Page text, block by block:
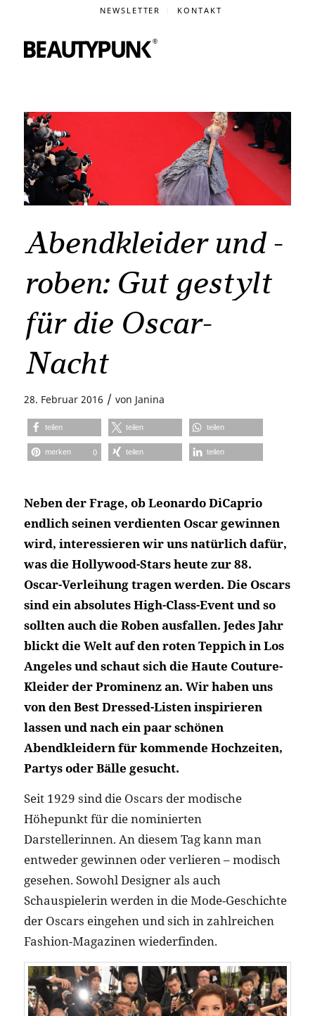
NEWSLETTER KONTAKT
Abendkleider und -
roben: Gut gestylt
für die Oscar-
Nacht
28. Februar 2016 / von Janina
teilen teilen teilen
merken 0 teilen teilen
Neben der Frage, ob Leonardo DiCaprio
endlich seinen verdienten Oscar gewinnen
wird, interessieren wir uns natürlich dafür,
was die Hollywood-Stars heute zur 88.
Oscar-Verleihung tragen werden. Die Oscars
sind ein absolutes High-Class-Event und so
sollten auch die Roben ausfallen. Jedes Jahr
blickt die Welt auf den roten Teppich in Los
Angeles und schaut sich die Haute Couture-
Kleider der Prominenz an. Wir haben uns
von den Best Dressed-Listen inspirieren
lassen und nach ein paar schönen
Abendkleidern für kommende Hochzeiten,
Partys oder Bälle gesucht.
Seit 1929 sind die Oscars der modische
Höhepunkt für die nominierten
Darstellerinnen. An diesem Tag kann man
entweder gewinnen oder verlieren – modisch
gesehen. Sowohl Designer als auch
Schauspielerin werden in die Mode-Geschichte
der Oscars eingehen und sich in zahlreichen
Fashion-Magazinen wiederfinden.